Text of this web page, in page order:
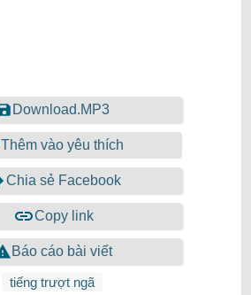
Download.MP3
Thêm vào yêu thích
Chia sẻ Facebook
Copy link
Báo cáo bài viết
tiếng trượt ngã